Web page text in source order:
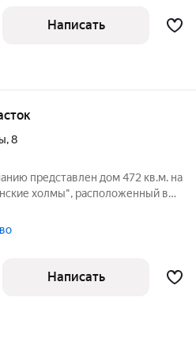
Написать
,8
представлен дом 472 кв.м. на
холмы", расположенный в
- железобетонные,
Написать